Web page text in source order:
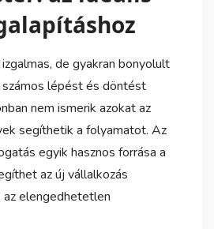
de gyakran bonyolult
lépést és döntést
nem ismerik azokat az
segíthetik a folyamatot. Az
egyik hasznos forrása a
az új vállalkozás
elengedhetetlen